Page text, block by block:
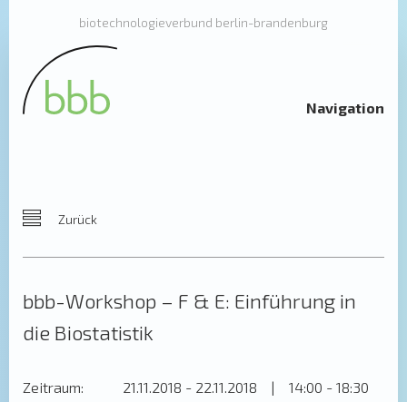
biotechnologieverbund berlin-brandenburg
Navigation
Zurück
bbb-Workshop – F & E: Einführung in
die Biostatistik
Zeitraum: 21.11.2018 - 22.11.2018 |
14:00 - 18:30